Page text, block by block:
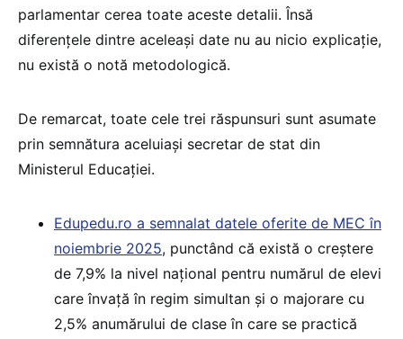
parlamentar cerea toate aceste detalii. Însă
diferențele dintre aceleași date nu au nicio explicație,
nu există o notă metodologică.
De remarcat, toate cele trei răspunsuri sunt asumate
prin semnătura aceluiași secretar de stat din
Ministerul Educației.
Edupedu.ro a semnalat datele oferite de MEC în
noiembrie 2025, punctând că există o creștere
de 7,9% la nivel național pentru numărul de elevi
care învață în regim simultan și o majorare cu
2,5% anumărului de clase în care se practică